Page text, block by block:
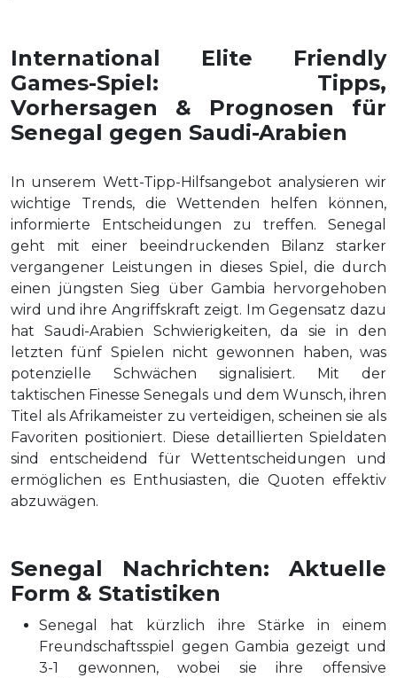
International Elite Friendly
Games-Spiel: Tipps,
Vorhersagen & Prognosen für
Senegal gegen Saudi-Arabien
In unserem Wett-Tipp-Hilfsangebot analysieren wir
wichtige Trends, die Wettenden helfen können,
informierte Entscheidungen zu treffen. Senegal
geht mit einer beeindruckenden Bilanz starker
vergangener Leistungen in dieses Spiel, die durch
einen jüngsten Sieg über Gambia hervorgehoben
wird und ihre Angriffskraft zeigt. Im Gegensatz dazu
hat Saudi-Arabien Schwierigkeiten, da sie in den
letzten fünf Spielen nicht gewonnen haben, was
potenzielle Schwächen signalisiert. Mit der
taktischen Finesse Senegals und dem Wunsch, ihren
Titel als Afrikameister zu verteidigen, scheinen sie als
Favoriten positioniert. Diese detaillierten Spieldaten
sind entscheidend für Wettentscheidungen und
ermöglichen es Enthusiasten, die Quoten effektiv
abzuwägen.
Senegal Nachrichten: Aktuelle
Form & Statistiken
Senegal hat kürzlich ihre Stärke in einem
Freundschaftsspiel gegen Gambia gezeigt und
3-1 gewonnen, wobei sie ihre offensive